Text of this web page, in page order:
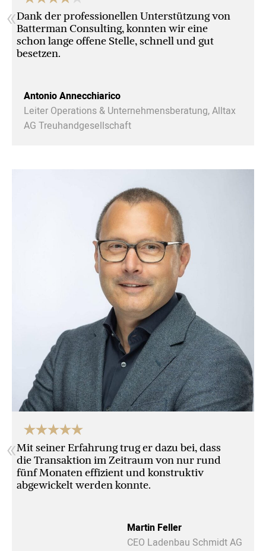
«Dank der professionellen Unterstützung von
Batterman Consulting, konnten wir eine
schon lange offene Stelle, schnell und gut
besetzen.
Antonio Annecchiarico
Leiter Operations & Unternehmensberatung, Alltax
AG Treuhandgesellschaft
«Mit seiner Erfahrung trug er dazu bei, dass
die Transaktion im Zeitraum von nur rund
fünf Monaten effizient und konstruktiv
abgewickelt werden konnte.
Martin Feller
CEO Ladenbau Schmidt AG